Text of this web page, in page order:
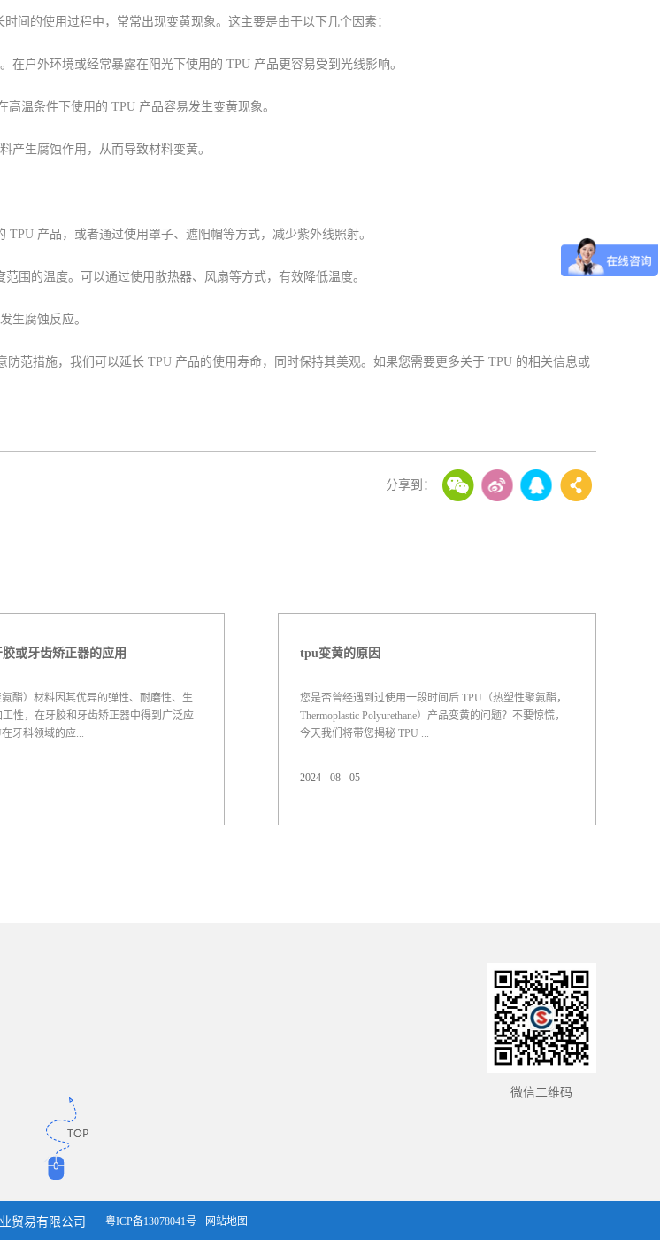
间的使用过程中，常常出现变黄现象。这主要是由于以下几个因素：
户外环境或经常暴露在阳光下使用的 TPU 产品更容易受到光线影响。
温条件下使用的 TPU 产品容易发生变黄现象。
产生腐蚀作用，从而导致材料变黄。
产品，或者通过使用罩子、遮阳帽等方式，减少紫外线照射。
围的温度。可以通过使用散热器、风扇等方式，有效降低温度。
生腐蚀反应。
范措施，我们可以延长 TPU 产品的使用寿命，同时保持其美观。如果您需要更多关于 TPU 的相关信息或
或牙齿矫正器的应用
酯）材料因其优异的弹性、耐磨性、生
性，在牙胶和牙齿矫正器中得到广泛应
牙科领域的应...
裂性：能承受反复咀嚼和拉伸，不易破
tpu变黄的原因
您是否曾经遇到过使用一段时间后 TPU（热塑性聚氨酯，
Thermoplastic Polyurethane）产品变黄的问题？不要惊慌，
今天我们将带您揭秘 TPU ...
但在长时间的使用过程中，常常出现变黄现象。这主要是
2024 - 08 - 05
微信二维码
贸易有限公司 粤ICP备13078041号 网站地图